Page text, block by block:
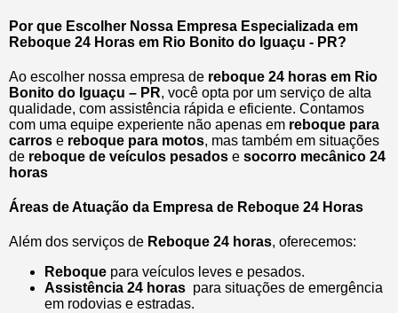
Por que Escolher Nossa Empresa Especializada em
Reboque 24 Horas em Rio Bonito do Iguaçu - PR?
Ao escolher nossa empresa de reboque 24 horas em Rio
Bonito do Iguaçu – PR, você opta por um serviço de alta
qualidade, com assistência rápida e eficiente. Contamos
com uma equipe experiente não apenas em reboque para
carros e reboque para motos, mas também em situações
de reboque de veículos pesados e socorro mecânico 24
horas
Áreas de Atuação da Empresa de Reboque 24 Horas
Além dos serviços de Reboque 24 horas, oferecemos:
Reboque para veículos leves e pesados.
Assistência 24 horas para situações de emergência
em rodovias e estradas.